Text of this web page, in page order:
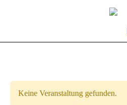
Keine Veranstaltung gefunden.